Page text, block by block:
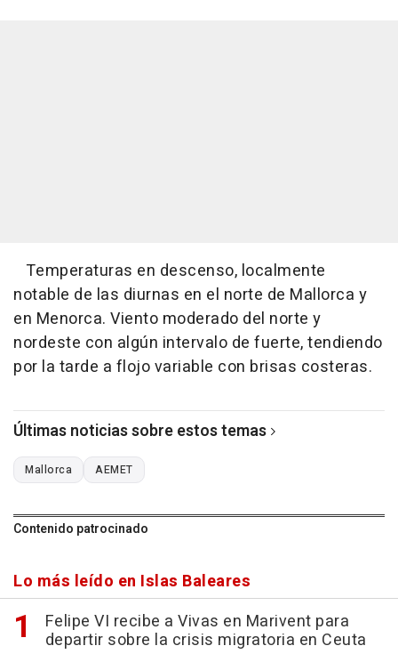
Temperaturas en descenso, localmente
notable de las diurnas en el norte de Mallorca y
en Menorca. Viento moderado del norte y
nordeste con algún intervalo de fuerte, tendiendo
por la tarde a flojo variable con brisas costeras.
Últimas noticias sobre estos temas
Mallorca AEMET
Contenido patrocinado
Lo más leído en Islas Baleares
Felipe VI recibe a Vivas en Marivent para
departir sobre la crisis migratoria en Ceuta